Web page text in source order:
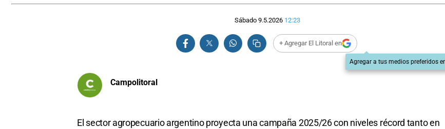
Sábado 9.5.2026 12:23
+ Agregar El Litoral en
Agregar a tus medios preferidos
Campolitoral
El sector agropecuario argentino proyecta una campaña 2025/26 con niveles récord tanto en